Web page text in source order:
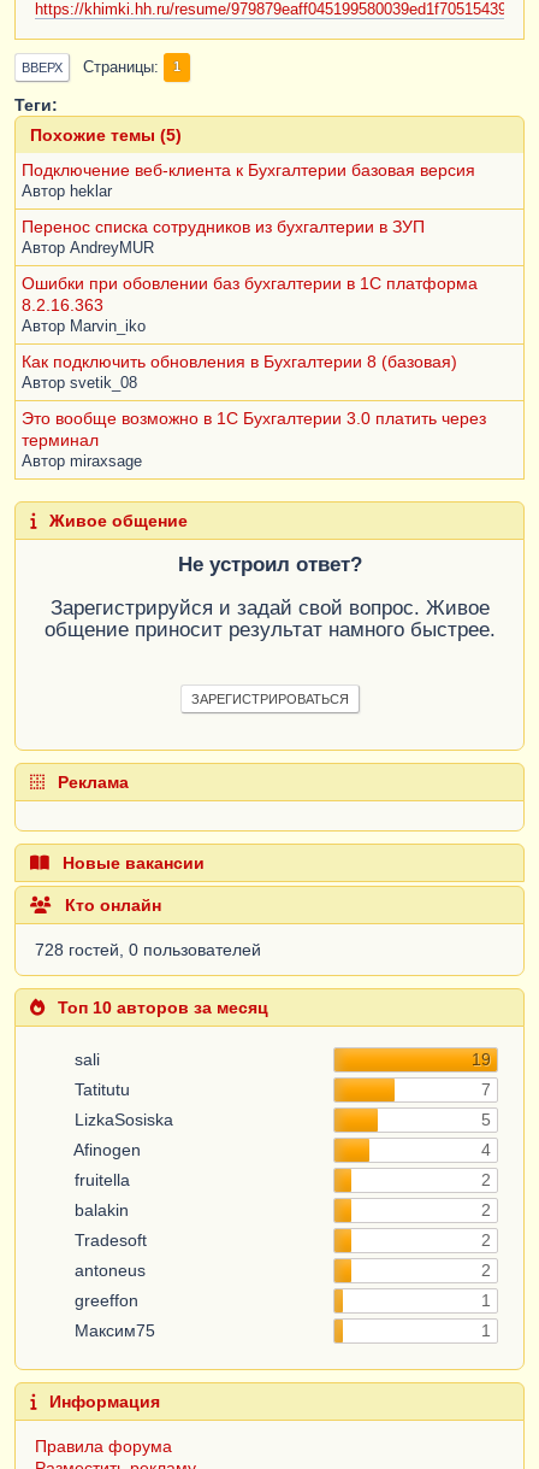
https://khimki.hh.ru/resume/979879eaff045199580039ed1f705154393879
ВВЕРХ Страницы 1
Теги:
Похожие темы (5)
Подключение веб-клиента к Бухгалтерии базовая версия
Автор heklar
Перенос списка сотрудников из бухгалтерии в ЗУП
Автор AndreyMUR
Ошибки при обовлении баз бухгалтерии в 1С платформа
8.2.16.363
Автор Marvin_iko
Как подключить обновления в Бухгалтерии 8 (базовая)
Автор svetik_08
Это вообще возможно в 1С Бухгалтерии 3.0 платить через
терминал
Автор miraxsage
Живое общение
Не устроил ответ?
Зарегистрируйся и задай свой вопрос. Живое
общение приносит результат намного быстрее.
ЗАРЕГИСТРИРОВАТЬСЯ
Реклама
Новые вакансии
Кто онлайн
728 гостей, 0 пользователей
Топ 10 авторов за месяц
sali
19
Tatitutu
7
LizkaSosiska
5
Afinogen
4
fruitella
2
balakin
2
Tradesoft
2
antoneus
2
greeffon
1
Максим75
1
Информация
Правила форума